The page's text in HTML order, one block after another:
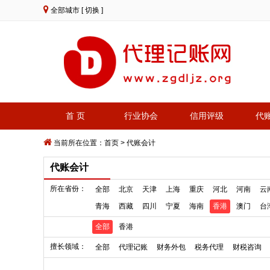
全部城市 [ 切换 ]
首 页 行业协会 信用评级 代
当前所在位置： 首页 > 代账会计
代账会计
所在省份： 全部 北京 天津 上海 重庆 河北 河南
云
青海
西藏 四川 宁夏 海南 香港 澳门 台
全部 香港
擅长领域： 全部 代理记账 财务外包 税务代理 财税咨询